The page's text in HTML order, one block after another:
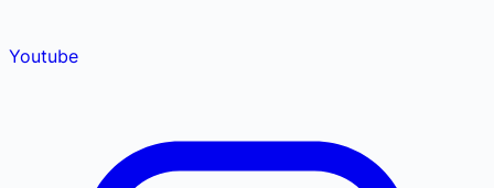
Youtube